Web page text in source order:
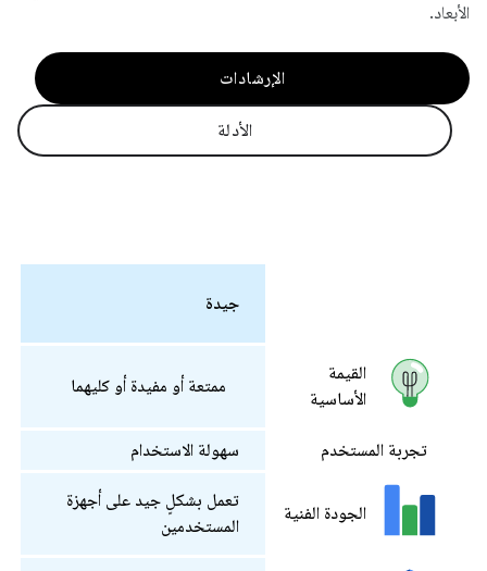
الأبعاد.
الإرشادات
الأدلة
جيدة
القيمة
الأساسية
ممتعة أو مفيدة أو كليهما
تجربة المستخدم سهولة الاستخدام
الجودة الفنية
تعمل بشكلٍ جيد على أجهزة
المستخدمين